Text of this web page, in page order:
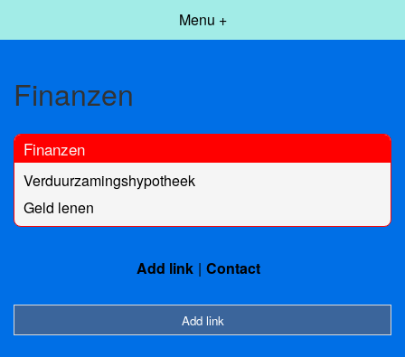
Menu +
Finanzen
Finanzen
Verduurzamingshypotheek
Geld lenen
Add link Contact
Add link